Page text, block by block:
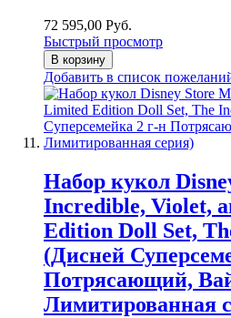
72 595,00 Руб.
Быстрый просмотр
В корзину
Добавить в список
Набор кукол
Incredible, Violet,
Edition Doll Set,
(Дисней
Потрясающий,
Лимитированная